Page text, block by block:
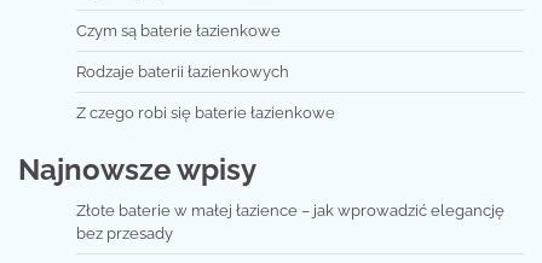
Czym są baterie łazienkowe
Rodzaje baterii łazienkowych
Z czego robi się baterie łazienkowe
Najnowsze wpisy
Złote baterie w małej łazience – jak wprowadzić elegancję
bez przesady